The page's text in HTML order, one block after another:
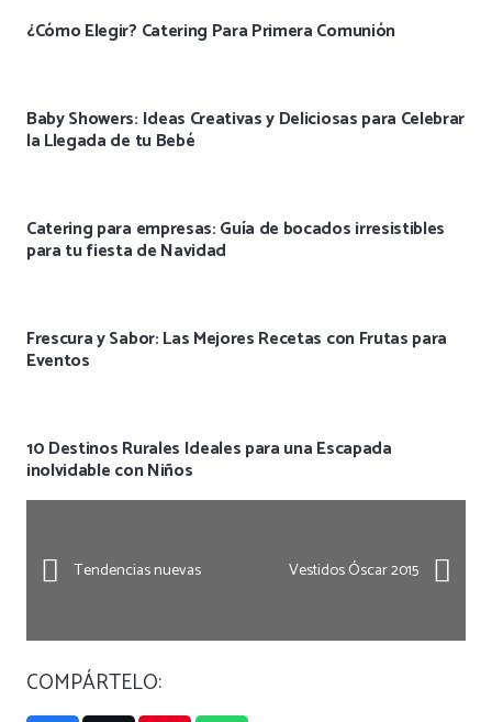
¿Cómo Elegir? Catering Para Primera Comunión
Baby Showers: Ideas Creativas y Deliciosas para Celebrar
la Llegada de tu Bebé
Catering para empresas: Guía de bocados irresistibles
para tu fiesta de Navidad
Frescura y Sabor: Las Mejores Recetas con Frutas para
Eventos
10 Destinos Rurales Ideales para una Escapada
inolvidable con Niños
Tendencias nuevas Vestidos Óscar 2015
COMPÁRTELO: